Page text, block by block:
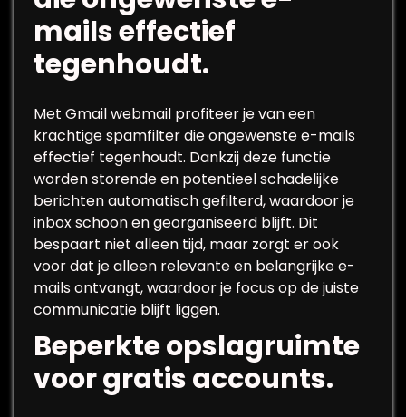
mails effectief
tegenhoudt.
Met Gmail webmail profiteer je van een
krachtige spamfilter die ongewenste e-mails
effectief tegenhoudt. Dankzij deze functie
worden storende en potentieel schadelijke
berichten automatisch gefilterd, waardoor je
inbox schoon en georganiseerd blijft. Dit
bespaart niet alleen tijd, maar zorgt er ook
voor dat je alleen relevante en belangrijke e-
mails ontvangt, waardoor je focus op de juiste
communicatie blijft liggen.
Beperkte opslagruimte
voor gratis accounts.